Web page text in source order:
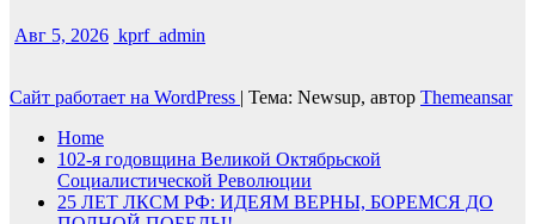
Авг 5, 2026 kprf_admin
Сайт работает на WordPress | Тема: Newsup, автор Themeansar
Home
102-я годовщина Великой Октябрьской
Социалистической Революции
25 ЛЕТ ЛКСМ РФ: ИДЕЯМ ВЕРНЫ, БОРЕМСЯ ДО